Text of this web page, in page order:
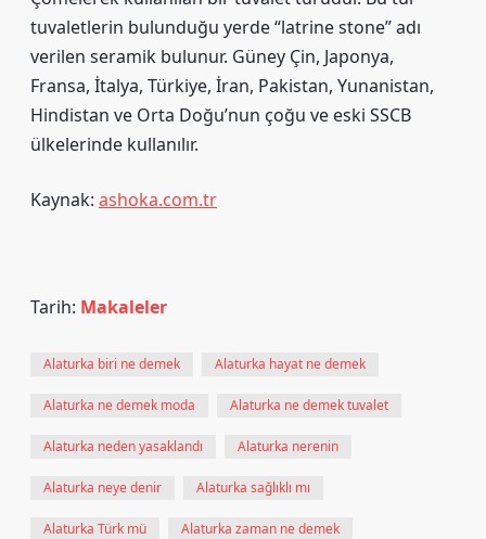
tuvaletlerin bulunduğu yerde “latrine stone” adı
verilen seramik bulunur. Güney Çin, Japonya,
Fransa, İtalya, Türkiye, İran, Pakistan, Yunanistan,
Hindistan ve Orta Doğu’nun çoğu ve eski SSCB
ülkelerinde kullanılır.
Kaynak: ashoka.com.tr
Tarih: Makaleler
Alaturka biri ne demek Alaturka hayat ne demek
Alaturka ne demek moda Alaturka ne demek tuvalet
Alaturka neden yasaklandı Alaturka nerenin
Alaturka neye denir Alaturka sağlıklı mı
Alaturka Türk mü Alaturka zaman ne demek